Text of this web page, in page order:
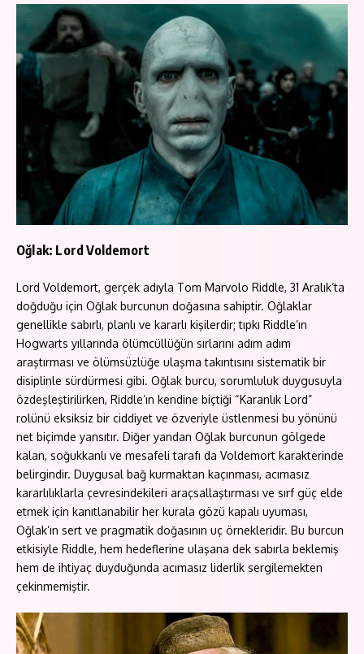
Oğlak: Lord Voldemort
Lord Voldemort, gerçek adıyla Tom Marvolo Riddle, 31 Aralık’ta
doğduğu için Oğlak burcunun doğasına sahiptir. Oğlaklar
genellikle sabırlı, planlı ve kararlı kişilerdir; tıpkı Riddle’ın
Hogwarts yıllarında ölümcüllüğün sırlarını adım adım
araştırması ve ölümsüzlüğe ulaşma takıntısını sistematik bir
disiplinle sürdürmesi gibi. Oğlak burcu, sorumluluk duygusuyla
özdeşleştirilirken, Riddle’ın kendine biçtiği “Karanlık Lord”
rolünü eksiksiz bir ciddiyet ve özveriyle üstlenmesi bu yönünü
net biçimde yansıtır. Diğer yandan Oğlak burcunun gölgede
kalan, soğukkanlı ve mesafeli tarafı da Voldemort karakterinde
belirgindir. Duygusal bağ kurmaktan kaçınması, acımasız
kararlılıklarla çevresindekileri araçsallaştırması ve sırf güç elde
etmek için kanıtlanabilir her kurala gözü kapalı uyuması,
Oğlak’ın sert ve pragmatik doğasının uç örnekleridir. Bu burcun
etkisiyle Riddle, hem hedeflerine ulaşana dek sabırla beklemiş
hem de ihtiyaç duyduğunda acımasız liderlik sergilemekten
çekinmemiştir.